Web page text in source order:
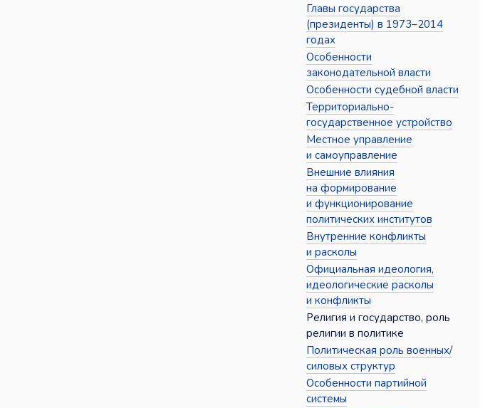
Главы государства
(президенты) в 1973–2014
годах
Особенности
законодательной власти
Особенности судебной власти
Территориально-
государственное устройство
Местное управление
и самоуправление
Внешние влияния
на формирование
и функционирование
политических институтов
Внутренние конфликты
и расколы
Официальная идеология,
идеологические расколы
и конфликты
Религия и государство, роль
религии в политике
Политическая роль военных/
силовых структур
Особенности партийной
системы